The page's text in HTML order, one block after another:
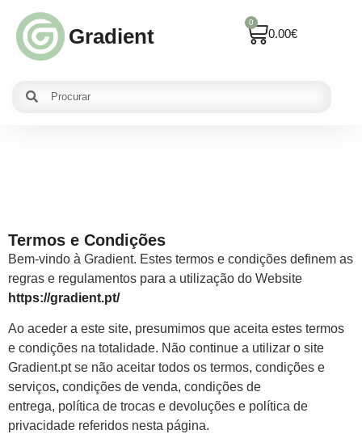
Gradient 0.00€
0
Termos e Condições
Bem-vindo à Gradient. Estes termos e condições definem as
regras e regulamentos para a utilização do Website
https://gradient.pt/
Ao aceder a este site, presumimos que aceita estes termos
e condições na totalidade. Não continue a utilizar o site
Gradient.pt se não aceitar todos os termos, condições e
serviços, condições de venda, condições de
entrega, política de trocas e devoluções e política de
privacidade referidos nesta página.